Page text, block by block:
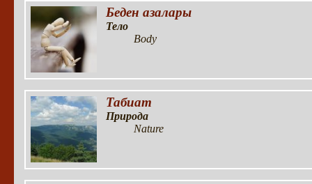
Беден азалары
Тело
Body
Табиат
Природа
Nature